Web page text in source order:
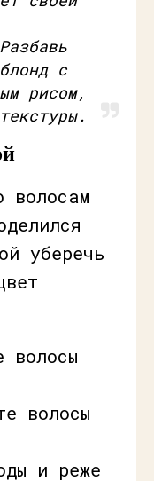
с
рисом,
волосам
уберечь
волосы
волосы
и реже